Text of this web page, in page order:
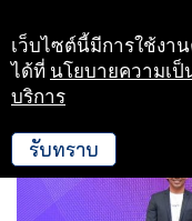
Skip
to
เว็บไซต์นี้มีการใช้งา
ได้ที่ นโยบายความเ
บริการ
รับทราบ